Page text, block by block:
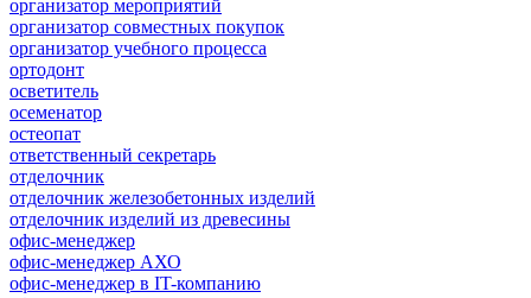
организатор мероприятий
организатор совместных покупок
организатор учебного процесса
ортодонт
осветитель
осеменатор
остеопат
ответственный секретарь
отделочник
отделочник железобетонных изделий
отделочник изделий из древесины
офис-менеджер
офис-менеджер АХО
офис-менеджер в IT-компанию